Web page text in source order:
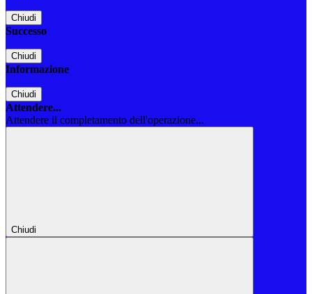
Chiudi
Successo
Chiudi
Informazione
Chiudi
Attendere...
Attendere il completamento dell'operazione...
Chiudi